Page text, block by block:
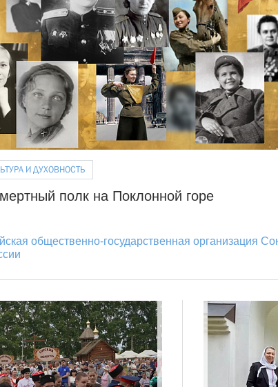
И ДУХОВНОСТЬ
полк на Поклонной горе
общественно-государственная организация